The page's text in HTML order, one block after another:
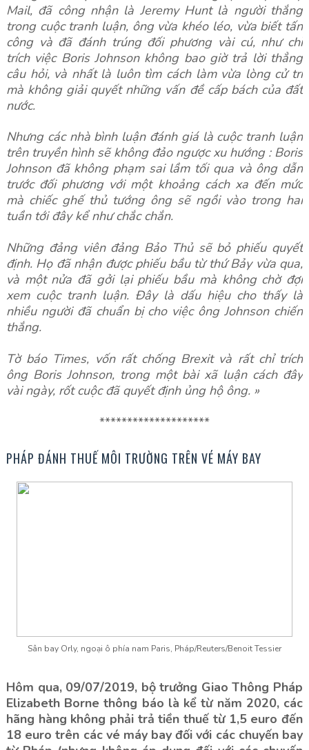
Mail, đã công nhận là Jeremy Hunt là người thắng
trong cuộc tranh luận, ông vừa khéo léo, vừa biết tấn
công và đã đánh trúng đối phương vài cú, như chỉ
trích việc Boris Johnson không bao giờ trả lời thẳng
câu hỏi, và nhất là luôn tìm cách làm vừa lòng cử tri
mà không giải quyết những vấn đề cấp bách của đất
nước.
Nhưng các nhà bình luận đánh giá là cuộc tranh luận
trên truyền hình sẽ không đảo ngược xu hướng : Boris
Johnson đã không phạm sai lầm tối qua và ông dẫn
trước đối phương với một khoảng cách xa đến mức
mà chiếc ghế thủ tướng ông sẽ ngồi vào trong hai
tuần tới đây kể như chắc chắn.
Những đảng viên đảng Bảo Thủ sẽ bỏ phiếu quyết
định. Họ đã nhận được phiếu bầu từ thứ Bảy vừa qua,
và một nửa đã gởi lại phiếu bầu mà không chờ đợi
xem cuộc tranh luận. Đây là dấu hiệu cho thấy là
nhiều người đã chuẩn bị cho việc ông Johnson chiến
thắng.
Tờ báo Times, vốn rất chống Brexit và rất chỉ trích
ông Boris Johnson, trong một bài xã luận cách đây
vài ngày, rốt cuộc đã quyết định ủng hộ ông. »
********************
PHÁP ĐÁNH THUẾ MÔI TRƯỜNG TRÊN VÉ MÁY BAY
Sân bay Orly, ngoại ô phía nam Paris, Pháp/Reuters/Benoit Tessier
Hôm qua, 09/07/2019, bộ trưởng Giao Thông Pháp
Elizabeth Borne thông báo là kể từ năm 2020, các
hãng hàng không phải trả tiền thuế từ 1,5 euro đến
18 euro trên các vé máy bay đối với các chuyến bay